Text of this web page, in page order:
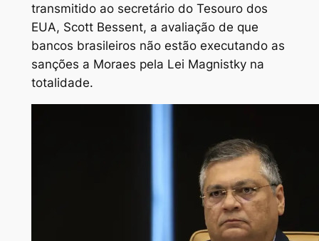
transmitido ao secretário do Tesouro dos
EUA, Scott Bessent, a avaliação de que
bancos brasileiros não estão executando as
sanções a Moraes pela Lei Magnistky na
totalidade.